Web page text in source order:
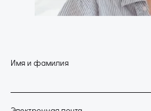
Имя и фамилия